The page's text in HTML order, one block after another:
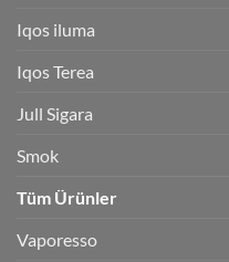
Iqos iluma
Iqos Terea
Jull Sigara
Smok
Tüm Ürünler
Vaporesso